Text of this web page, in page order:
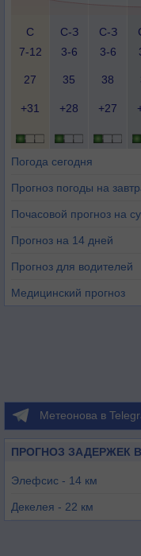
С
7-12
С-З
3-6
С-З
3-6
27 35 38
+31 +28 +27
Погода сегодня
Прогноз погоды на
Почасовой прогноз на
Прогноз на 14 дней
Прогноз для водителей
Медицинский прогноз
Метеонова в
ПРОГНОЗ ЗАДЕРЖЕК
Элефсис - 14 км
Декелея - 22 км